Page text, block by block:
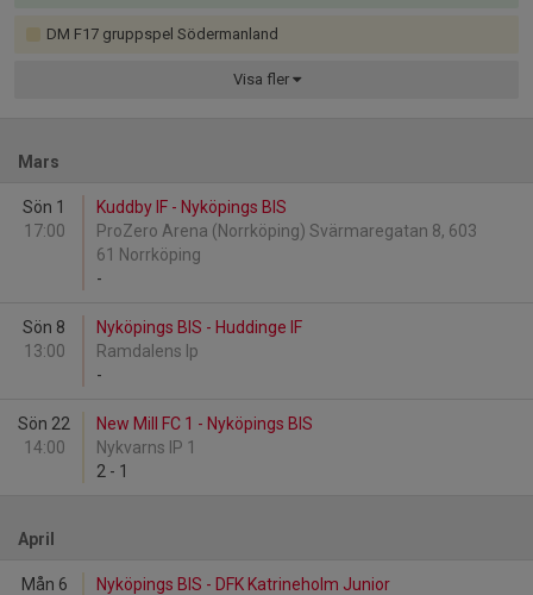
DM F17 gruppspel Södermanland
Visa fler
Mars
Sön 1
17:00
Kuddby IF - Nyköpings BIS
ProZero Arena (Norrköping) Svärmaregatan 8, 603
61 Norrköping
-
Sön 8
13:00
Nyköpings BIS - Huddinge IF
Ramdalens Ip
-
Sön 22
14:00
New Mill FC 1 - Nyköpings BIS
Nykvarns IP 1
2 - 1
April
Mån 6
Nyköpings BIS - DFK Katrineholm Junior